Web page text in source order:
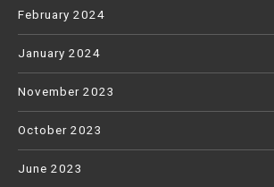
February 2024
January 2024
November 2023
October 2023
June 2023